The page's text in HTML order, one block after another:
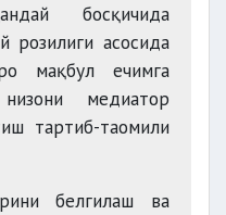
босқичида
розилиги асосида
мақбул ечимга
медиатор
тартиб-таомили
белгилаш ва